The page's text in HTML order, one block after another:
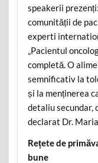
speakerii
comunității de
experti
„Pacientul
completă. O
semnificativ la
și la menținerea
detaliu secundar,
declarat Dr.
Rețete de
bune